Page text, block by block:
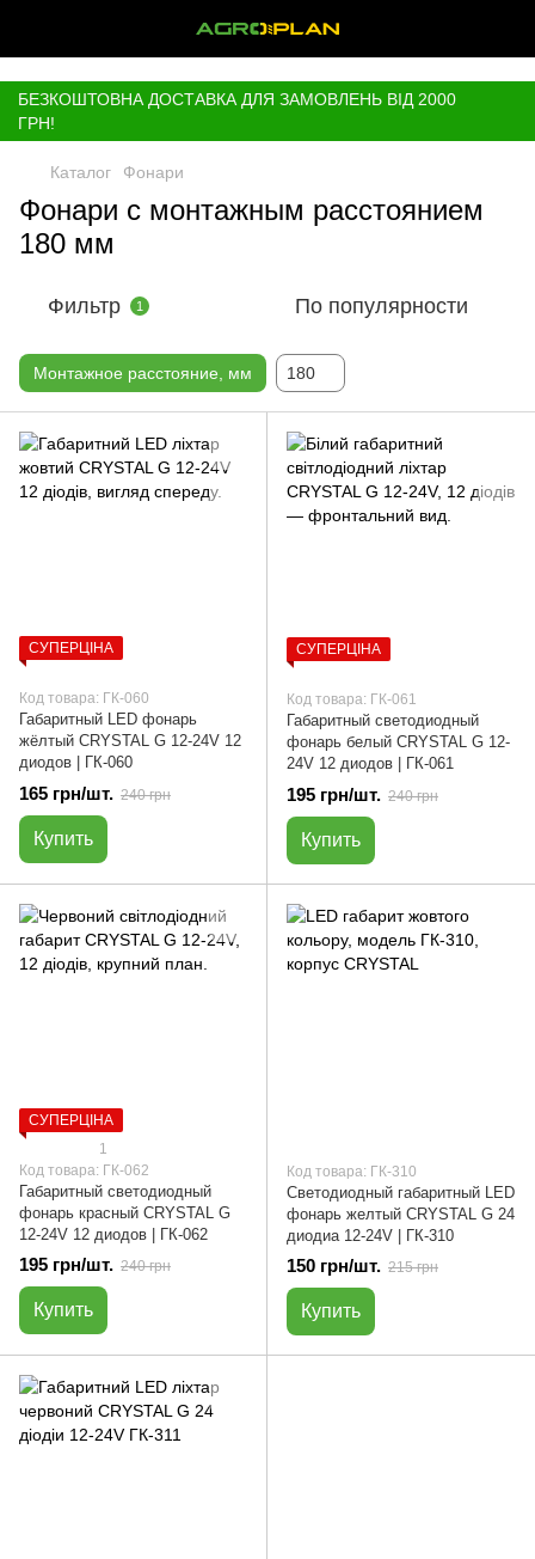
БЕЗКОШТОВНА ДОСТАВКА ДЛЯ ЗАМОВЛЕНЬ ВІД 2000
ГРН!
Каталог Фонари
Фонари с монтажным расстоянием
180 мм
Фильтр 1 По популярности
Монтажное расстояние, мм 180
СУПЕРЦІНА
Код товара: ГК-060
Габаритный LED фонарь
жёлтый CRYSTAL G 12-24V 12
диодов | ГК-060
165 грн/шт. 240 грн
Купить
СУПЕРЦІНА
Код товара: ГК-061
Габаритный светодиодный
фонарь белый CRYSTAL G 12-
24V 12 диодов | ГК-061
195 грн/шт. 240 грн
Купить
СУПЕРЦІНА
1
Код товара: ГК-062
Габаритный светодиодный
фонарь красный CRYSTAL G
12-24V 12 диодов | ГК-062
195 грн/шт. 240 грн
Купить
Код товара: ГК-310
Светодиодный габаритный LED
фонарь желтый CRYSTAL G 24
диодиа 12-24V | ГК-310
150 грн/шт. 215 грн
Купить